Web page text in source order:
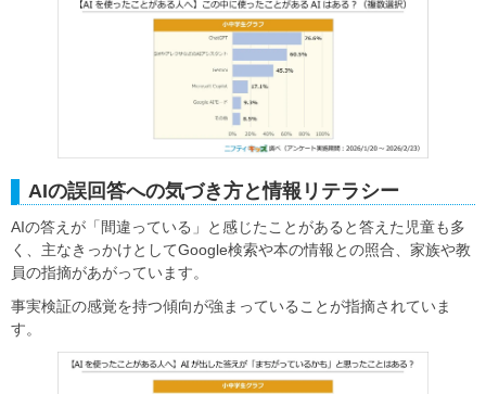
AIの誤回答への気づき方と情報リテラシー
AIの答えが「間違っている」と感じたことがあると答えた児童も多
く、主なきっかけとしてGoogle検索や本の情報との照合、家族や教
員の指摘があがっています。
事実検証の感覚を持つ傾向が強まっていることが指摘されていま
す。